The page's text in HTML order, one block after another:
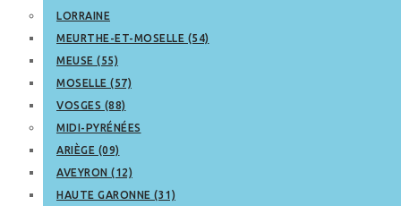
LORRAINE
MEURTHE-ET-MOSELLE (54)
MEUSE (55)
MOSELLE (57)
VOSGES (88)
MIDI-PYRÉNÉES
ARIÈGE (09)
AVEYRON (12)
HAUTE GARONNE (31)